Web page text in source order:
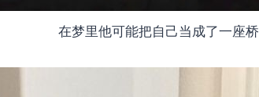
在梦里他可能把自己当成了一座桥